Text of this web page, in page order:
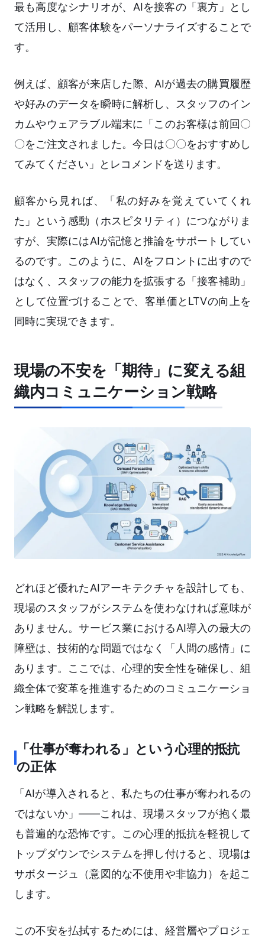
最も高度なシナリオが、AIを接客の「裏方」とし
て活用し、顧客体験をパーソナライズすることで
す。
例えば、顧客が来店した際、AIが過去の購買履歴
や好みのデータを瞬時に解析し、スタッフのイン
カムやウェアラブル端末に「このお客様は前回〇
〇をご注文されました。今日は〇〇をおすすめし
てみてください」とレコメンドを送ります。
顧客から見れば、「私の好みを覚えていてくれ
た」という感動（ホスピタリティ）につながりま
すが、実際にはAIが記憶と推論をサポートしてい
るのです。このように、AIをフロントに出すので
はなく、スタッフの能力を拡張する「接客補助」
として位置づけることで、客単価とLTVの向上を
同時に実現できます。
現場の不安を「期待」に変える組
織内コミュニケーション戦略
どれほど優れたAIアーキテクチャを設計しても、
現場のスタッフがシステムを使わなければ意味が
ありません。サービス業におけるAI導入の最大の
障壁は、技術的な問題ではなく「人間の感情」に
あります。ここでは、心理的安全性を確保し、組
織全体で変革を推進するためのコミュニケーショ
ン戦略を解説します。
「仕事が奪われる」という心理的抵抗
の正体
「AIが導入されると、私たちの仕事が奪われるの
ではないか」——これは、現場スタッフが抱く最
も普遍的な恐怖です。この心理的抵抗を軽視して
トップダウンでシステムを押し付けると、現場は
サボタージュ（意図的な不使用や非協力）を起こ
します。
この不安を払拭するためには、経営層やプロジェ